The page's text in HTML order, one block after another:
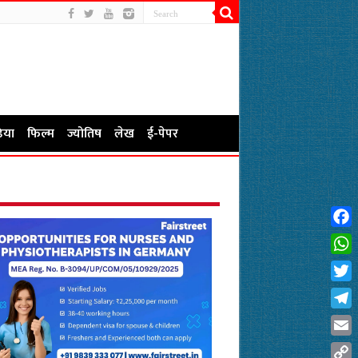
फिल्म ज्योतिष लेख ई-पेपर